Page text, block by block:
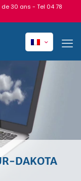
30 ans - Tel 04 78
DAKOTA